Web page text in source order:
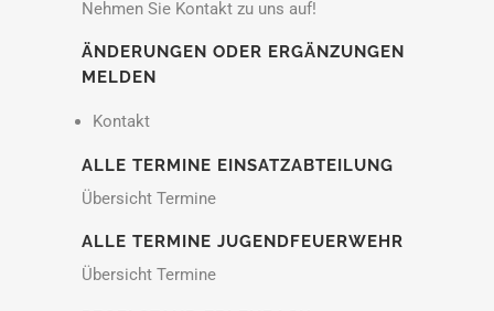
Nehmen Sie Kontakt zu uns auf!
ÄNDERUNGEN ODER ERGÄNZUNGEN
MELDEN
Kontakt
ALLE TERMINE EINSATZABTEILUNG
Übersicht Termine
ALLE TERMINE JUGENDFEUERWEHR
Übersicht Termine